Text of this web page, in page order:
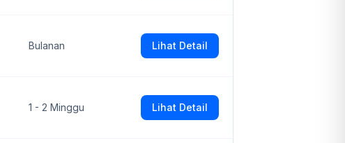
Bulanan Lihat Detail
1 - 2 Minggu Lihat Detail